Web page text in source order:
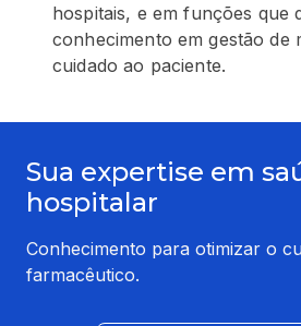
hospitais, e em funções que
conhecimento em gestão de
cuidado ao paciente.
Sua expertise em
hospitalar
Conhecimento para otimizar o
farmacêutico.